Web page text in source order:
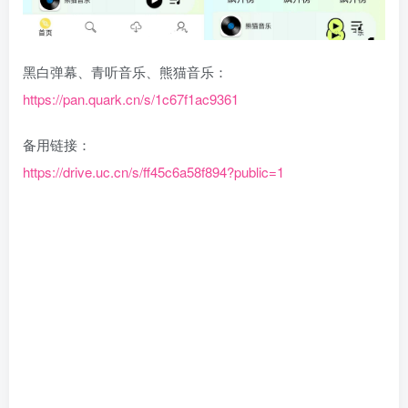
黑白弹幕、青听音乐、熊猫音乐：
https://pan.quark.cn/s/1c67f1ac9361
备用链接：
https://drive.uc.cn/s/ff45c6a58f894?public=1